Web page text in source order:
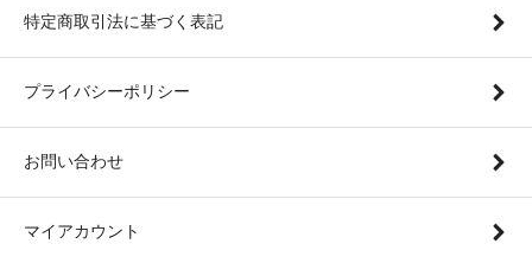
特定商取引法に基づく表記
プライバシーポリシー
お問い合わせ
マイアカウント